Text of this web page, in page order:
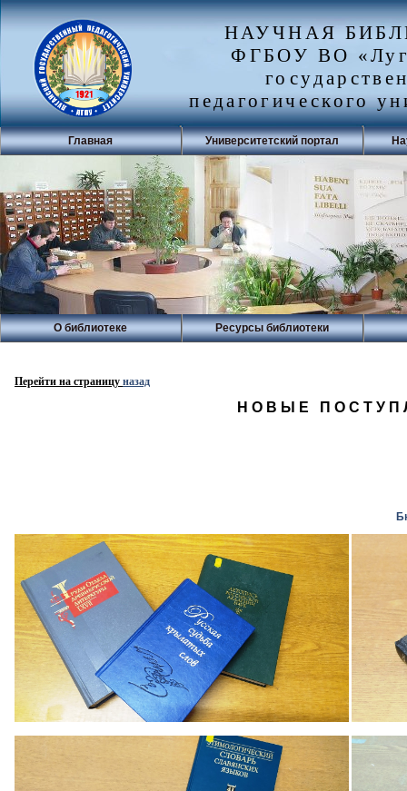
НАУЧНАЯ
ФГБОУ ВО
педагогического
Главная Университетский портал
О библиотеке Ресурсы библиотеки
Перейти на страницу назад
НОВЫЕ